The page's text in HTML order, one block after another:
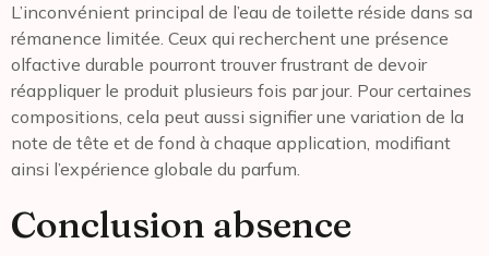
L’inconvénient principal de l’eau de toilette réside dans sa
rémanence limitée. Ceux qui recherchent une présence
olfactive durable pourront trouver frustrant de devoir
réappliquer le produit plusieurs fois par jour. Pour certaines
compositions, cela peut aussi signifier une variation de la
note de tête et de fond à chaque application, modifiant
ainsi l’expérience globale du parfum.
Conclusion absence